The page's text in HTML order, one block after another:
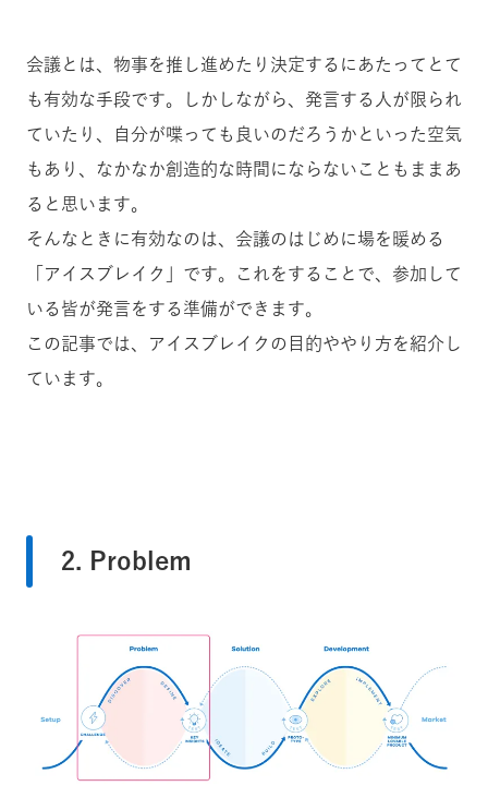
会議とは、物事を推し進めたり決定するにあたってとて
も有効な手段です。しかしながら、発言する人が限られ
ていたり、自分が喋っても良いのだろうかといった空気
もあり、なかなか創造的な時間にならないこともままあ
ると思います。
そんなときに有効なのは、会議のはじめに場を暖める
「アイスブレイク」です。これをすることで、参加して
いる皆が発言をする準備ができます。
この記事では、アイスブレイクの目的ややり方を紹介し
ています。
2. Problem